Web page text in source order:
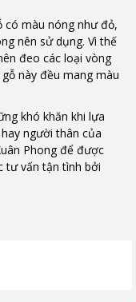
có màu nóng như đỏ,
nên sử dụng. Vì thế
đeo các loại vòng
này đều mang màu
khó khăn khi lựa
người thân của
Phong để được
tư vấn tận tình bởi